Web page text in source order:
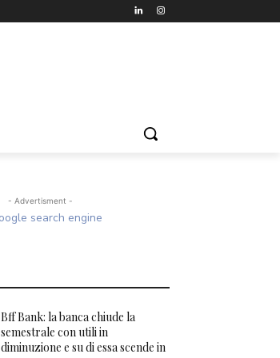
- Advertisment -
Bff Bank: la banca chiude la
semestrale con utili in
diminuzione e su di essa scende in